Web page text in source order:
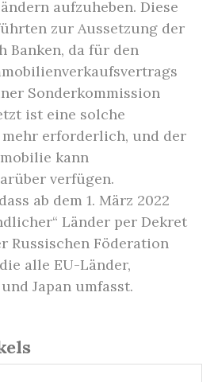
aufzuheben. Diese
zur Aussetzung der
Banken, da für den
Sonderkommission
ist eine solche
erforderlich, und der
kann
verfügen.
ab dem 1. März 2022
Länder per Dekret
Russischen Föderation
alle EU-Länder,
Japan umfasst.